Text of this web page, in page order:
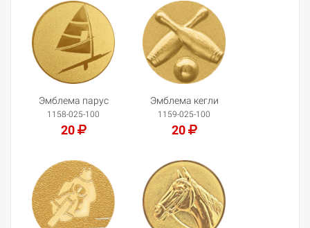
Добавить в корзину Добавить в корзину
Эмблема парус
1158-025-100
20
Добавить в корзину
Эмблема кегли
1159-025-100
20
Добавить в корзину